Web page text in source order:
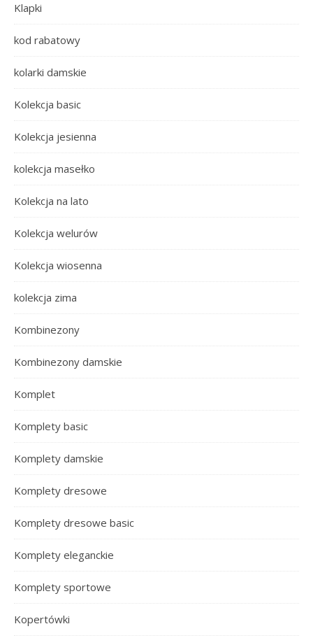
Klapki
kod rabatowy
kolarki damskie
Kolekcja basic
Kolekcja jesienna
kolekcja masełko
Kolekcja na lato
Kolekcja welurów
Kolekcja wiosenna
kolekcja zima
Kombinezony
Kombinezony damskie
Komplet
Komplety basic
Komplety damskie
Komplety dresowe
Komplety dresowe basic
Komplety eleganckie
Komplety sportowe
Kopertówki